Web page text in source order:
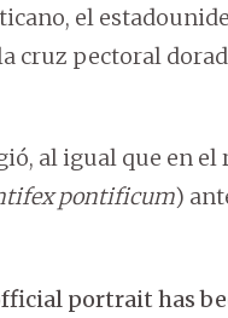
el
cruz pectoral
al igual que en el
pontificum)
portrait has